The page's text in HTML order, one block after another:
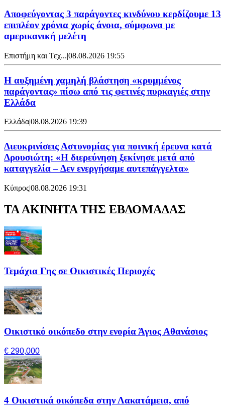
Αποφεύγοντας 3 παράγοντες κινδύνου κερδίζουμε 13
επιπλέον χρόνια χωρίς άνοια, σύμφωνα με
αμερικανική μελέτη
Επιστήμη και Τεχ...|08.08.2026 19:55
Η αυξημένη χαμηλή βλάστηση «κρυμμένος
παράγοντας» πίσω από τις φετινές πυρκαγιές στην
Ελλάδα
Ελλάδα|08.08.2026 19:39
Διευκρινίσεις Αστυνομίας για ποινική έρευνα κατά
Δρουσιώτη: «Η διερεύνηση ξεκίνησε μετά από
καταγγελία – Δεν ενεργήσαμε αυτεπάγγελτα»
Κύπρος|08.08.2026 19:31
ΤΑ ΑΚΙΝΗΤΑ ΤΗΣ ΕΒΔΟΜΑΔΑΣ
Τεμάχια Γης σε Οικιστικές Περιοχές
Οικιστικό οικόπεδο στην ενορία Άγιος Αθανάσιος
€ 290,000
4 Οικιστικά οικόπεδα στην Λακατάμεια, από